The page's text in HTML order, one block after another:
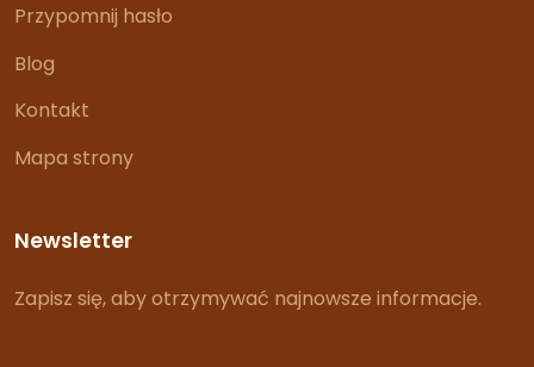
Przypomnij hasło
Blog
Kontakt
Mapa strony
Newsletter
Zapisz się, aby otrzymywać najnowsze informacje.